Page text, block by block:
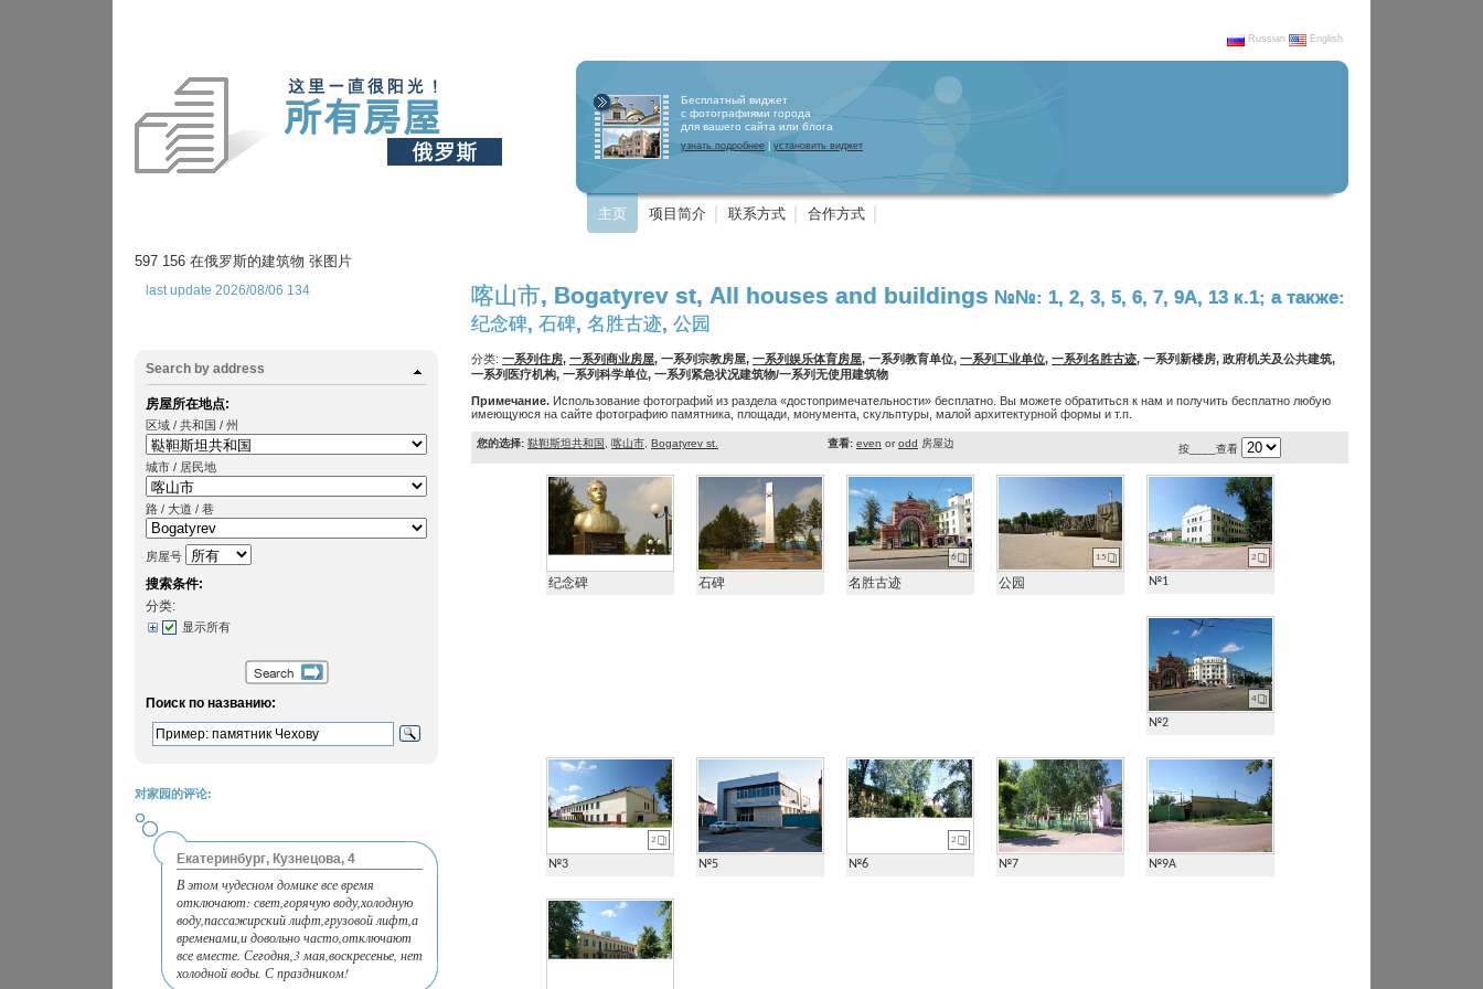
Russian English
Бесплатный виджет
с фотографиями города
для вашего сайта или блога
узнать подробнее установить виджет
主页 项目简介 联系方式 合作方式
597 156 在俄罗斯的建筑物 张图片
last update 2026/08/06 134
Search by address
房屋所在地点:
区域 / 共和国 / 州
城市 / 居民地
路 / 大道 / 巷
房屋号
搜索条件:
分类:
显示所有
Поиск по названию:
对家园的评论:
Екатеринбург, Кузнецова, 4
В этом чудесном домике все время
отключают: свет,горячую воду,холодную
воду,пассажирский лифт,грузовой лифт,а
временами,и довольно часто,отключают
все вместе. Сегодня,3 мая,воскресенье, нет
холодной воды. С праздником!
喀山市, Bogatyrev st, All houses and buildings №№: 1, 2, 3, 5, 6, 7, 9А, 13 к.1; а также:
纪念碑, 石碑, 名胜古迹, 公园
分类: 一系列住房, 一系列商业房屋, 一系列宗教房屋, 一系列娱乐体育房屋, 一系列教育单位, 一系列工业单位, 一系列名胜古迹, 一系列新楼房, 政府机关及公共建筑,
一系列医疗机构, 一系列科学单位, 一系列紧急状况建筑物/一系列无使用建筑物
Примечание. Использование фотографий из раздела «достопримечательности» бесплатно. Вы можете обратиться к нам и получить бесплатно любую
имеющуюся на сайте фотографию памятника, площади, монумента, скульптуры, малой архитектурной формы и т.п.
您的选择: 鞑靼斯坦共和国 喀山市 Bogatyrev st. 查看: even orodd 房屋边 按____查看
纪念碑 石碑 名胜古迹
6
公园
15
№1
2
№2
4
№3
2
№5 №6
2
№7 №9А